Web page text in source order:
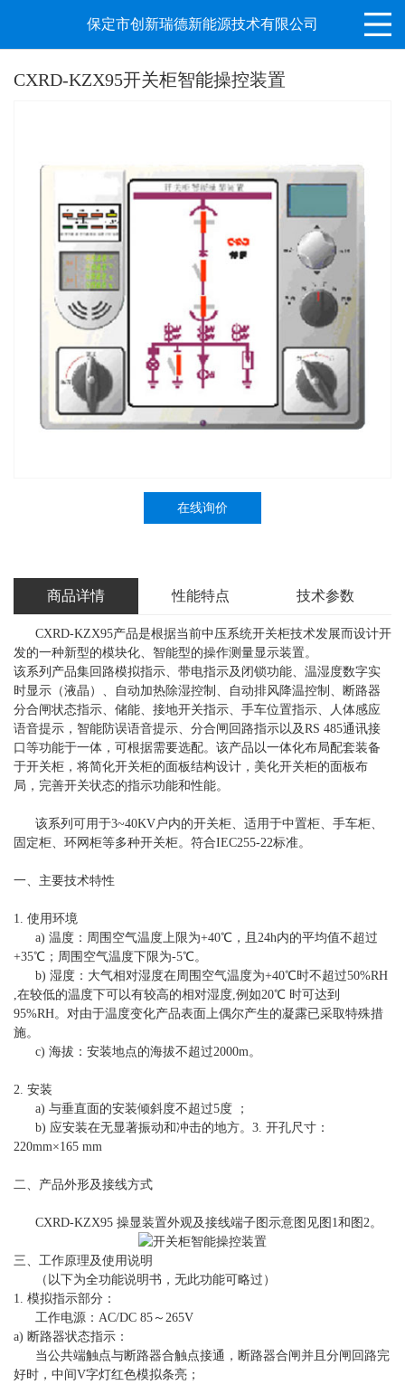
保定市创新瑞德新能源技术有限公司
CXRD-KZX95开关柜智能操控装置
在线询价
商品详情 性能特点 技术参数
CXRD-KZX95产品是根据当前中压系统开关柜技术发展而设计开
发的一种新型的模块化、智能型的操作测量显示装置。
该系列产品集回路模拟指示、带电指示及闭锁功能、温湿度数字实
时显示（液晶）、自动加热除湿控制、自动排风降温控制、断路器
分合闸状态指示、储能、接地开关指示、手车位置指示、人体感应
语音提示，智能防误语音提示、分合闸回路指示以及RS 485通讯接
口等功能于一体，可根据需要选配。该产品以一体化布局配套装备
于开关柜，将简化开关柜的面板结构设计，美化开关柜的面板布
局，完善开关状态的指示功能和性能。
该系列可用于3~40KV户内的开关柜、适用于中置柜、手车柜、
固定柜、环网柜等多种开关柜。符合IEC255-22标准。
一、主要技术特性
1. 使用环境
a) 温度：周围空气温度上限为+40℃，且24h内的平均值不超过
+35℃；周围空气温度下限为-5℃。
b) 湿度：大气相对湿度在周围空气温度为+40℃时不超过50%RH
,在较低的温度下可以有较高的相对湿度,例如20℃ 时可达到
95%RH。对由于温度变化产品表面上偶尔产生的凝露已采取特殊措
施。
c) 海拔：安装地点的海拔不超过2000m。
2. 安装
a) 与垂直面的安装倾斜度不超过5度 ；
b) 应安装在无显著振动和冲击的地方。3. 开孔尺寸：
220mm×165 mm
二、产品外形及接线方式
CXRD-KZX95 操显装置外观及接线端子图示意图见图1和图2。
三、工作原理及使用说明
（以下为全功能说明书，无此功能可略过）
1. 模拟指示部分：
工作电源：AC/DC 85～265V
a) 断路器状态指示：
当公共端触点与断路器合触点接通，断路器合闸并且分闸回路完
好时，中间V字灯红色模拟条亮；